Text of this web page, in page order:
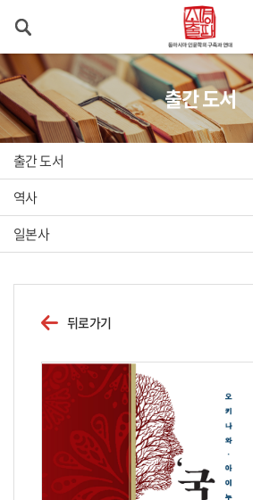
출간 도서
출간 도서
역사
일본사
뒤로가기